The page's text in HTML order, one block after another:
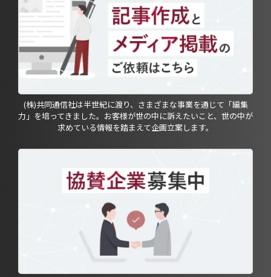
(株)共同通信社は半世紀に渡り、さまざまな事業を通じて「編集
力」を培ってきました。お客様が世の中に訴えたいこと、世の中が
求めている情報を踏まえて企画立案します。